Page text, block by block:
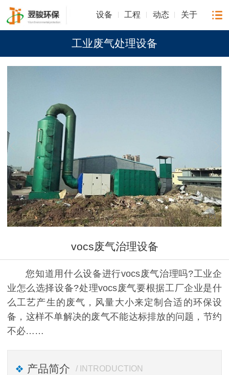
设备 工程 动态 关于
工业废气处理设备
1/1
vocs废气治理设备
您知道用什么设备进行vocs废气治理吗?工业企
业怎么选择设备?处理vocs废气要根据工厂企业是什
么工艺产生的废气，风量大小来定制合适的环保设
备，这样不单解决的废气不能达标排放的问题，节约
不必……
产品简介 / INTRODUCTION